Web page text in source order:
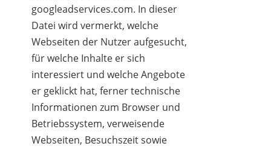
googleadservices.com. In dieser
Datei wird vermerkt, welche
Webseiten der Nutzer aufgesucht,
für welche Inhalte er sich
interessiert und welche Angebote
er geklickt hat, ferner technische
Informationen zum Browser und
Betriebssystem, verweisende
Webseiten, Besuchszeit sowie